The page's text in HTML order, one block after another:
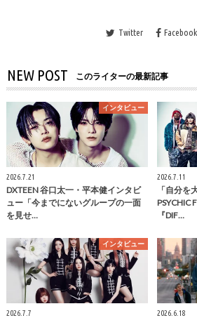
Twitter Facebook
NEW POST このライターの最新記事
インタビュー
2026.7.21
DXTEEN 谷口太一・平本健インタビ
ュー「今までにないグループの一面
を見せ…
2026.7.11
「自分を
PSYCHIC
『DIF…
インタビュー
2026.7.7 2026.6.18